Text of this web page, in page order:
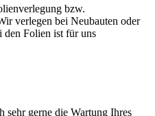
bzw.
verlegen bei Neubauten oder
den Folien ist für uns
sehr gerne die Wartung Ihres